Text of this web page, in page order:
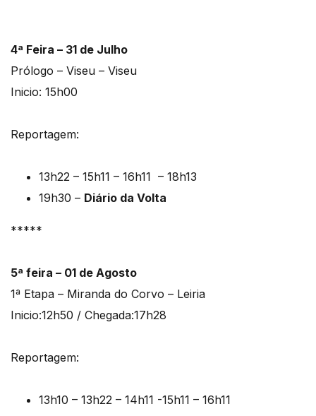
4ª Feira – 31 de Julho
Prólogo – Viseu – Viseu
Inicio: 15h00
Reportagem:
13h22 – 15h11 – 16h11 – 18h13
19h30 – Diário da Volta
*****
5ª feira – 01 de Agosto
1ª Etapa – Miranda do Corvo – Leiria
Inicio:12h50 / Chegada:17h28
Reportagem:
13h10 – 13h22 – 14h11 -15h11 – 16h11